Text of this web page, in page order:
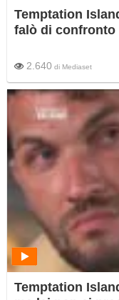
Temptation
falò di confronto
2.640 di Mediaset
Temptation